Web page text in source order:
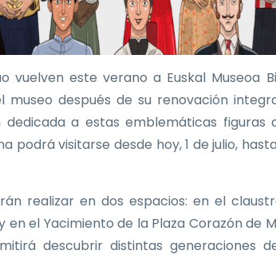
vuelven este verano a Euskal Museoa
después de su renovación
dedicada a estas emblemáticas figuras
podrá visitarse desde hoy, 1 de julio,
realizar en dos espacios: en el
en el Yacimiento de la Plaza Corazón de
descubrir distintas generaciones